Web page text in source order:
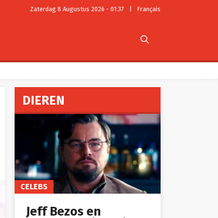
Zaterdag 8 Augustus 2026 - 01:37 Français

DIEREN
CELEBS
Jeff Bezos en